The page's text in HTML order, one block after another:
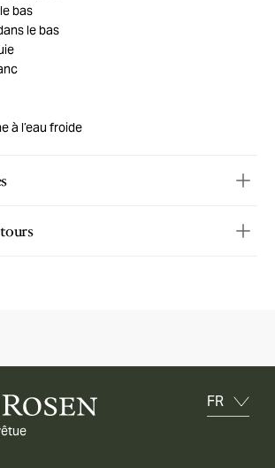
bas
le bas
à l’eau froide